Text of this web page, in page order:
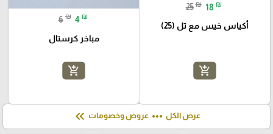
25 ₪ 18 ₪
أكياس خيس مع تل (25)
add_shopping_cart
6 ₪ 4 ₪
مباخر كرستال
add_shopping_cart
عرض الكل more_horiz عروض وخصومات keyboard_double_arrow_left